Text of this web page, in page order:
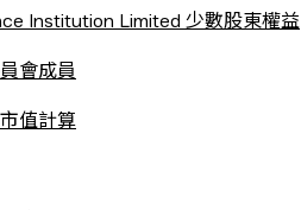
Institution Limited 少數股東權益
會成員
值計算